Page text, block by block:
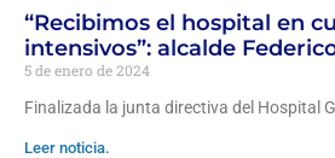
“Recibimos el hospital en
intensivos”: alcalde
5 de enero de 2024
Finalizada la junta directiva del Hospital
Leer noticia.